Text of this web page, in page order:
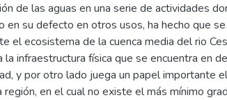
de las aguas en una serie de actividades
en su defecto en otros usos, ha hecho que
el ecosistema de la cuenca media del rio
la infraestructura física que se encuentra en
y por otro lado juega un papel importante
región, en el cual no existe el más mínimo